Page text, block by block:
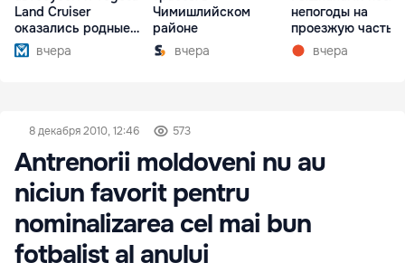
Land Cruiser
оказались родные
братьявчера
Чимишлийском
районе
вчера
непогоды на
проезжую часть
упали деревья
вчера
8 декабря 2010, 12:46 573
Antrenorii moldoveni nu au
niciun favorit pentru
nominalizarea cel mai bun
fotbalist al anului